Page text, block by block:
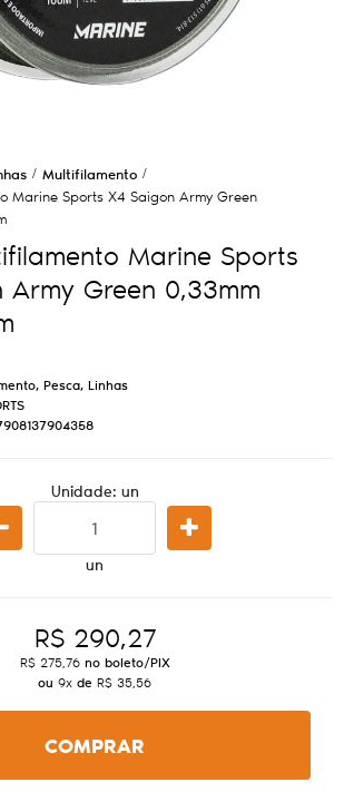
Multifilamento
Marine Sports X4 Saigon Army Green
Marine Sports
Army Green 0,33mm
, Pesca, Linhas
Unidade: un
un
R$ 290,27
R$ 275,76no boleto/PIX
ou 9x de R$ 35,56
COMPRAR